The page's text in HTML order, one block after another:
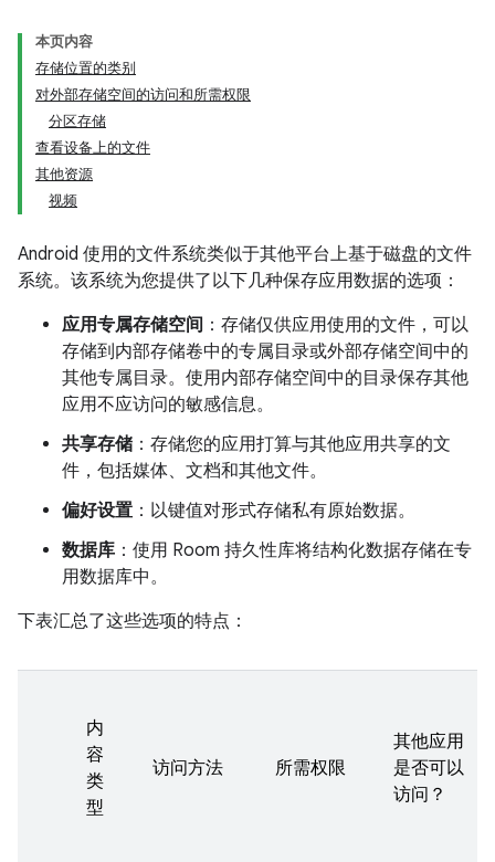
本页内容
存储位置的类别
对外部存储空间的访问和所需权限
分区存储
查看设备上的文件
其他资源
视频
Android 使用的文件系统类似于其他平台上基于磁盘的文件
系统。该系统为您提供了以下几种保存应用数据的选项：
应用专属存储空间 ：存储仅供应用使用的文件，可以
存储到内部存储卷中的专属目录或外部存储空间中的
其他专属目录。使用内部存储空间中的目录保存其他
应用不应访问的敏感信息。
共享存储 ：存储您的应用打算与其他应用共享的文
件，包括媒体、文档和其他文件。
偏好设置 ：以键值对形式存储私有原始数据。
数据库 ：使用 Room 持久性库将结构化数据存储在专
用数据库中。
下表汇总了这些选项的特点：
内
容
类
型
访问方法 所需权限
其他应用
是否可以
访问？